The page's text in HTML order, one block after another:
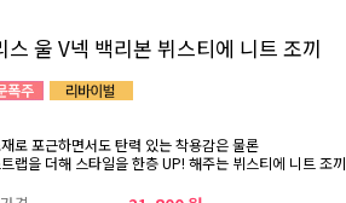
스 울 V넥 백리본 뷔스티에 니트 조끼
로 포근하면서도 탄력 있는 착용감은 물론
랩을 더해 스타일을 한층 UP! 해주는 뷔스티에 니트 조끼